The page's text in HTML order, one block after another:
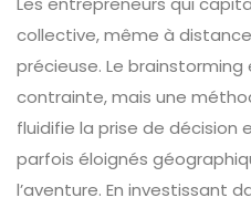
collective, même à
précieuse. Le brainstorming
contrainte, mais une
fluidifie la prise de décision
parfois éloignés
l’aventure. En investissant